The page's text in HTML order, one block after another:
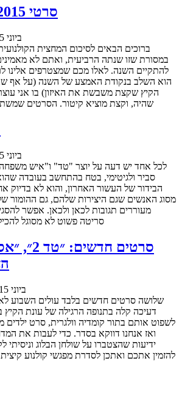
סרטי 2015: סיכום מחצית
30 ביוני 2015
במסורת שזו שנתה הרביעית, ואתם לא
להתקיים השנה. לאלו מכם שמצטרפים אלינו
הוא השלב בנקודת האמצע של השנה (על אף
הקיץ שקצת משבשת את האיזון) בו אני
שהיה, וקצת מוציא קיטור. הסרטים
25 ביוני 2015
סביר ולגיטימי, בטח בהתחשב בעובדה
הבידור של העשור האחרון, והוא לא בדיוק
מסוג האנשים שגם היצירות שלהם, גם ההומור
מעוררים תגובות לכאן ולכאן. אפשר
סריטה פשוט לא מסוגל
סרטים
25 ביוני 2015
דעיכה קלה בתנופה הרגילה של עונת הקיץ
לשפוט אותם בתור קומדיה וולגרית, סרט ילדים
ואז אנחנו דווקא בסדר. כדי לעבות את
ידיעות שהצטברו על שולחן הבלוג וניסיתי
להזמין אתכם ואתכן לסדרת מפגשי קולנוע